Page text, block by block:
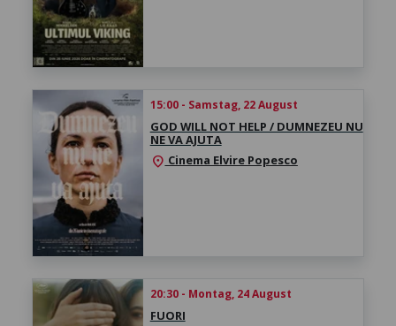
15:00 - Samstag, 22 August
GOD WILL NOT HELP / DUMNEZEU NU
NE VA AJUTA
location_on Cinema Elvire Popesco
20:30 - Montag, 24 August
FUORI